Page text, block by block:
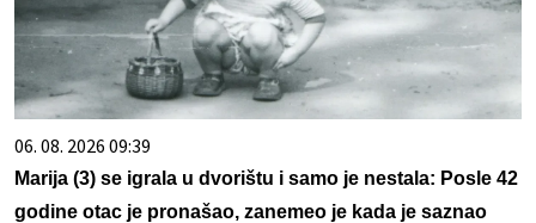
06. 08. 2026 09:39
Marija (3) se igrala u dvorištu i samo je nestala: Posle 42
godine otac je pronašao, zanemeo je kada je saznao